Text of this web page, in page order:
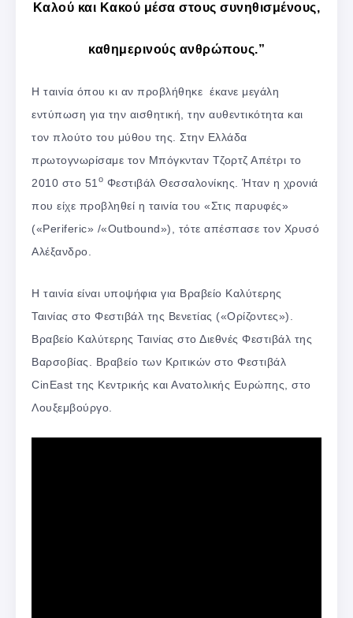
Καλού και Κακού μέσα στους συνηθισμένους,
καθημερινούς ανθρώπους.”
Η ταινία όπου κι αν προβλήθηκε έκανε μεγάλη
εντύπωση για την αισθητική, την αυθεντικότητα και
τον πλούτο του μύθου της. Στην Ελλάδα
πρωτογνωρίσαμε τον Μπόγκνταν Τζορτζ Απέτρι το
2010 στο 51 ο Φεστιβάλ Θεσσαλονίκης. Ήταν η χρονιά
που είχε προβληθεί η ταινία του «Στις παρυφές»
(«Periferic» /«Outbound»), τότε απέσπασε τον Χρυσό
Αλέξανδρο.
Η ταινία είναι υποψήφια για Βραβείο Καλύτερης
Ταινίας στο Φεστιβάλ της Βενετίας («Ορίζοντες»).
Βραβείο Καλύτερης Ταινίας στο Διεθνές Φεστιβάλ της
Βαρσοβίας. Βραβείο των Κριτικών στο Φεστιβάλ
CinEast της Κεντρικής και Ανατολικής Ευρώπης, στο
Λουξεμβούργο.